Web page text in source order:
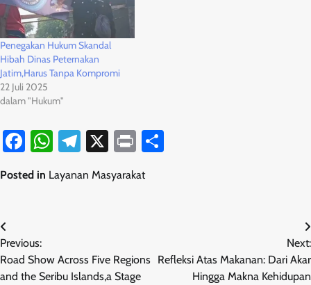
Penegakan Hukum Skandal
Hibah Dinas Peternakan
Jatim,Harus Tanpa Kompromi
22 Juli 2025
dalam "Hukum"
Facebook
WhatsApp
Telegram
X Print
Posted in Layanan Masyarakat
Navigasi
pos
Previous:
Road Show Across Five Regions
and the Seribu Islands,a Stage
Next:
Refleksi Atas Makanan: Dari Akar
Hingga Makna Kehidupan